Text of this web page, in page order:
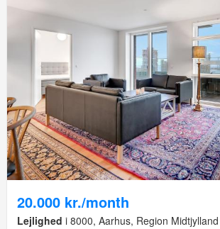
20.000 kr./month
Lejlighed i 8000, Aarhus, Region Midtjylland